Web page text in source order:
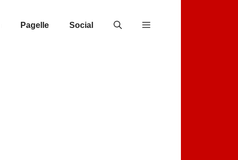
Pagelle Social